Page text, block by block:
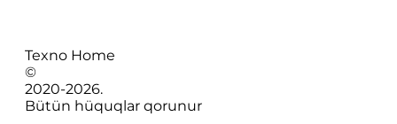
Texno Home
©
2020-2026.
Bütün hüquqlar qorunur